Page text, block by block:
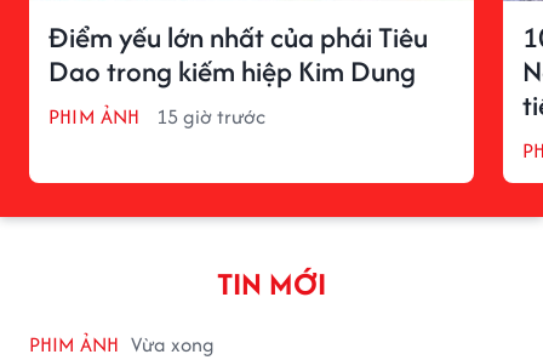
Điểm yếu lớn nhất của phái Tiêu
Dao trong kiếm hiệp Kim Dung
PHIM ẢNH 15 giờ trước
TIN MỚI
PHIM ẢNH Vừa xong